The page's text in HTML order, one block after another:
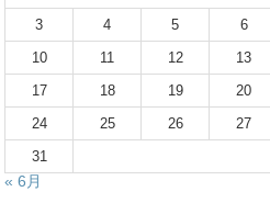
3
4 5 6
10
11 12 13
17
18 19 20
24
25 26 27
31
« 6月